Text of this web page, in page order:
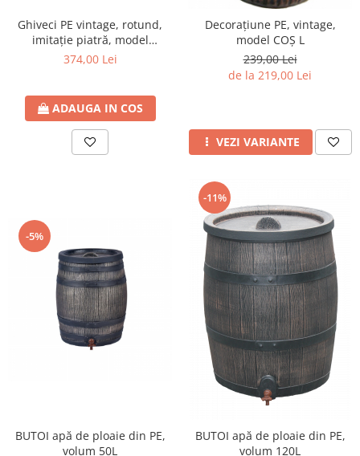
Ghiveci PE vintage, rotund,
imitație piatră, model
MARGARITE L
374,00 Lei
ADAUGA IN COS
Decorațiune PE, vintage,
model COȘ L
239,00 Lei
de la 219,00 Lei
VEZI VARIANTE
-5%
BUTOI apă de ploaie din PE,
volum 50L
-11%
BUTOI apă de ploaie din PE,
volum 120L